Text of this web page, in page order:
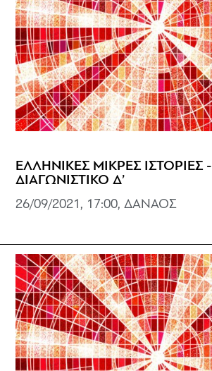
ΕΛΛΗΝΙΚΕΣ ΜΙΚΡΕΣ ΙΣΤΟΡΙΕΣ -
ΔΙΑΓΩΝΙΣΤΙΚΟ Δ’
26/09/2021, 17:00, ΔΑΝΑΟΣ